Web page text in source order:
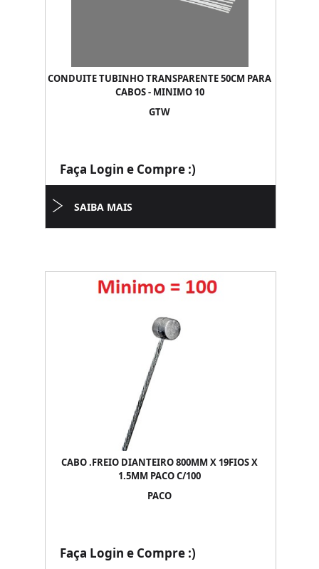
CONDUITE TUBINHO TRANSPARENTE 50CM PARA
CABOS - MINIMO 10
GTW
Faça Login e Compre :)
SAIBA MAIS
CABO .FREIO DIANTEIRO 800MM X 19FIOS X
1.5MM PACO C/100
PACO
Faça Login e Compre :)